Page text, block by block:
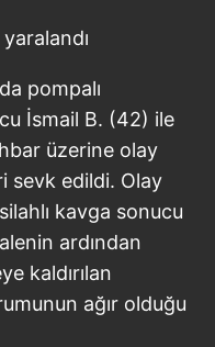
pompalı
İsmail B. (42) ile
üzerine olay
sevk edildi. Olay
kavga sonucu
ardından
kaldırılan
ağır olduğu